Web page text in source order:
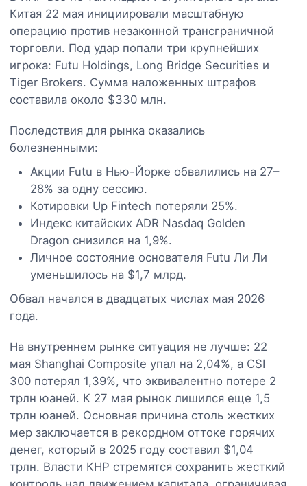
Китая 22 мая инициировали масштабную
операцию против незаконной трансграничной
торговли. Под удар попали три крупнейших
игрока: Futu Holdings, Long Bridge Securities и
Tiger Brokers. Сумма наложенных штрафов
составила около $330 млн.
Последствия для рынка оказались
болезненными:
Акции Futu в Нью-Йорке обвалились на 27–
28% за одну сессию.
Котировки Up Fintech потеряли 25%.
Индекс китайских ADR Nasdaq Golden
Dragon снизился на 1,9%.
Личное состояние основателя Futu Ли Ли
уменьшилось на $1,7 млрд.
Обвал начался в двадцатых числах мая 2026
года.
На внутреннем рынке ситуация не лучше: 22
мая Shanghai Composite упал на 2,04%, а CSI
300 потерял 1,39%, что эквивалентно потере 2
трлн юаней. К 27 мая рынок лишился еще 1,5
трлн юаней. Основная причина столь жестких
мер заключается в рекордном оттоке горячих
денег, который в 2025 году составил $1,04
трлн. Власти КНР стремятся сохранить жесткий